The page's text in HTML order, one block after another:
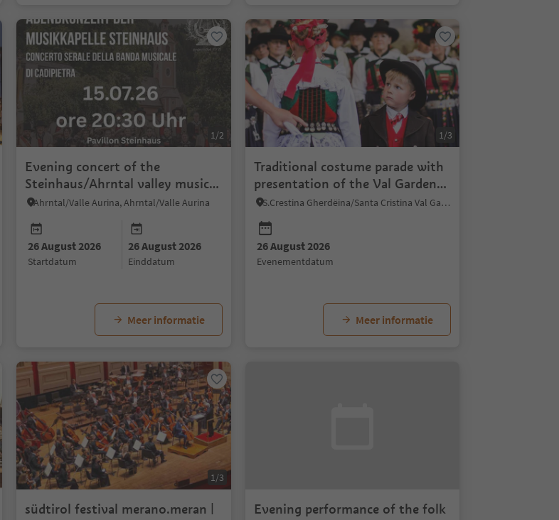
1/2
Evening concert of the
Steinhaus/Ahrntal valley music
band
Ahrntal/Valle Aurina, Ahrntal/Valle Aurina
26 August 2026
startdatum
26 August 2026
einddatum
Meer informatie
1/3
Traditional costume parade with
presentation of the Val Gardena
costumes
S.Crestina Gherdëina/Santa Cristina Val Gardana, Dolomites Region Val Gardena
26 August 2026
evenementdatum
Meer informatie
1/3
südtirol festival merano.meran |
Evening performance of the folk